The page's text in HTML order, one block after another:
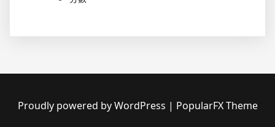
Proudly powered by WordPress | PopularFX Theme